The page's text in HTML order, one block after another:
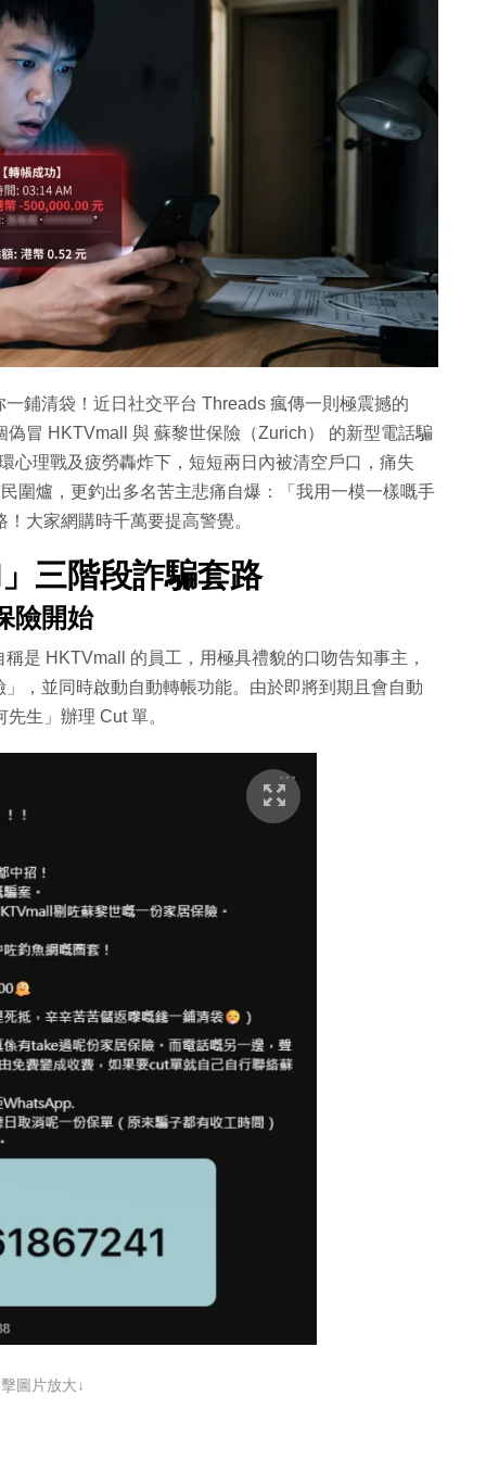
鋪清袋！近日社交平台 Threads 瘋傳一則極震撼的
冒 HKTVmall 與 蘇黎世保險（Zurich） 的新型電話騙
心理戰及疲勞轟炸下，短短兩日內被清空戶口，痛失
圍爐，更釣出多名苦主悲痛自爆：「我用一模一樣嘅手
大家網購時千萬要提高警覺。
三階段詐騙套路
險開始
是 HKTVmall 的員工，用極具禮貌的口吻告知事主，
，並同時啟動自動轉帳功能。由於即將到期且會自動
生」辦理 Cut 單。
圖片放大↓